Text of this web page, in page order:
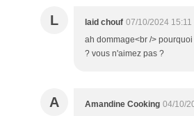
L laid chouf 07/10/2024 15:11
ah dommage<br />
? vous n'aimez pas ?
A Amandine Cooking 04/10/